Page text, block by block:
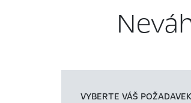
VYBERTE VÁŠ POŽADAVEK